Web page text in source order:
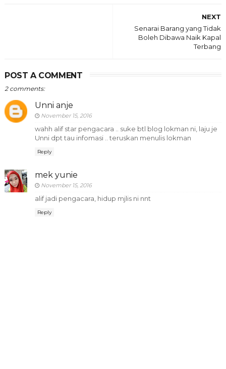
NEXT
Senarai Barang yang Tidak
Boleh Dibawa Naik Kapal
Terbang
POST A COMMENT
2 comments:
Unni anje
November 15, 2016
wahh alif star pengacara .. suke btl blog lokman ni, laju je
Unni dpt tau infomasi .. teruskan menulis lokman
Reply
mek yunie
November 15, 2016
alif jadi pengacara, hidup mjlis ni nnt
Reply